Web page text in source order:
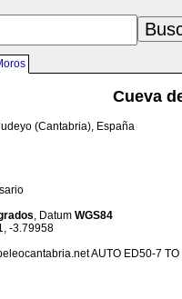
Cueva
(Cantabria), España
, Datum WGS84
-3.79958
AUTO ED50-7